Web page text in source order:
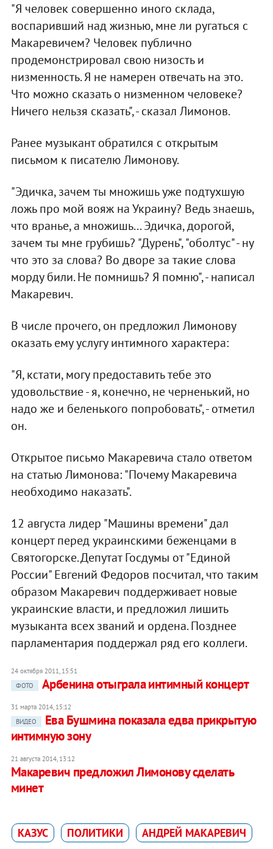
"Я человек совершенно иного склада,
воспаривший над жизнью, мне ли ругаться с
Макаревичем? Человек публично
продемонстрировал свою низость и
низменность. Я не намерен отвечать на это.
Что можно сказать о низменном человеке?
Ничего нельзя сказать", - сказал Лимонов.
Ранее музыкант обратился с открытым
письмом к писателю Лимонову.
"Эдичка, зачем ты множишь уже подтухшую
ложь про мой вояж на Украину? Ведь знаешь,
что вранье, а множишь... Эдичка, дорогой,
зачем ты мне грубишь? "Дурень", "оболтус" - ну
что это за слова? Во дворе за такие слова
морду били. Не помнишь? Я помню", - написал
Макаревич.
В числе прочего, он предложил Лимонову
оказать ему услугу интимного характера:
"Я, кстати, могу предоставить тебе это
удовольствие - я, конечно, не черненький, но
надо же и беленького попробовать", - отметил
он.
Открытое письмо Макаревича стало ответом
на статью Лимонова: "Почему Макаревича
необходимо наказать".
12 августа лидер "Машины времени" дал
концерт перед украинскими беженцами в
Святогорске. Депутат Госдумы от "Единой
России" Евгений Федоров посчитал, что таким
образом Макаревич поддерживает новые
украинские власти, и предложил лишить
музыканта всех званий и ордена. Позднее
парламентария поддержал ряд его коллеги.
24 октября 2011, 15:51
ФОТО
Арбенина отыграла интимный концерт
31 марта 2014, 15:12
ВИДЕО
Ева Бушмина показала едва прикрытую
интимную зону
21 августа 2014, 13:12
Макаревич предложил Лимонову сделать
минет
КАЗУС ПОЛИТИКИ АНДРЕЙ МАКАРЕВИЧ